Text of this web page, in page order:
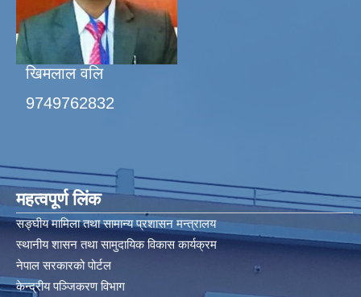
खिमलाल वलि
9749762832
महत्वपूर्ण लिंक
सङ्घीय मामिला तथा सामान्य प्रशासन मन्त्रालय
स्थानीय शासन तथा सामुदायिक विकास कार्यक्रम
नेपाल सरकारको पोर्टल
केन्द्रीय पञ्जिकरण विभाग